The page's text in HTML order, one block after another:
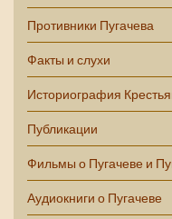
Противники Пугачева
Факты и слухи
Историография
Публикации
Фильмы о Пугачеве и
Аудиокниги о Пугачеве